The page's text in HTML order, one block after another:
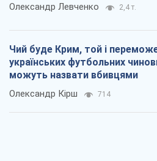
Олександр Левченко 2,4 т.
Чий буде Крим, той і
українських футбольних
можуть назвати вбивцями
Олександр Кірш 714